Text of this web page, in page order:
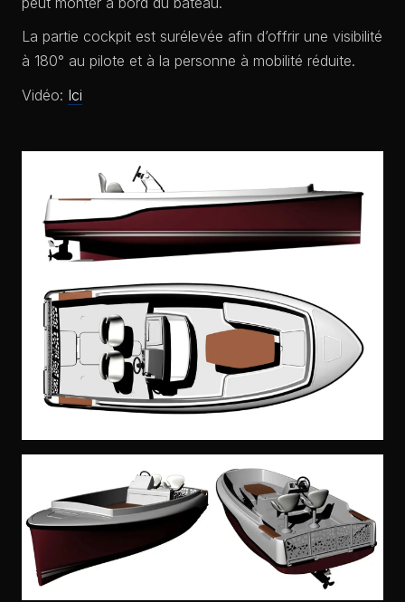
La partie cockpit est surélevée afin d’offrir une visibilité
à 180° au pilote et à la personne à mobilité réduite.
Vidéo: Ici